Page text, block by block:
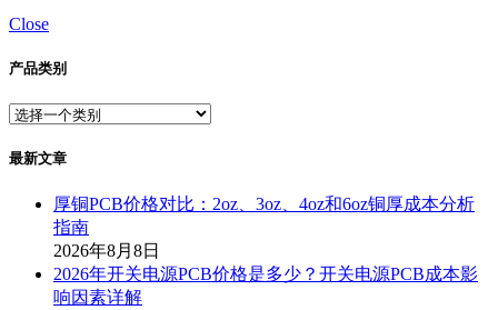
Close
产品类别
最新文章
厚铜PCB价格对比：2oz、3oz、4oz和6oz铜厚成本分析
指南
2026年8月8日
2026年开关电源PCB价格是多少？开关电源PCB成本影
响因素详解